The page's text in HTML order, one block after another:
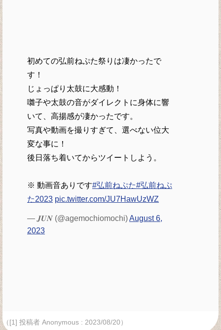
初めての弘前ねぷた祭りは凄かったで
す！
じょっぱり太鼓に大感動！
囃子や太鼓の音がダイレクトに身体に響
いて、高揚感が凄かったです。
写真や動画を撮りすぎて、選べない位大
変な事に！
後日落ち着いてからツイートしよう。
※ 動画音ありです#弘前ねぷた#弘前ねぷ
た2023 pic.twitter.com/JU7HawUzWZ
— 𝑱𝑼𝑵 (@agemochiomochi)August 6,
2023
（[1] 投稿者 Anonymous : 2023/08/20）